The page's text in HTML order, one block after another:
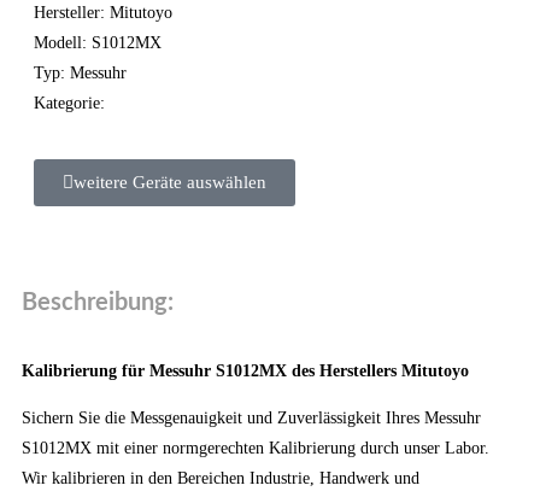
Hersteller: Mitutoyo
Modell: S1012MX
Typ: Messuhr
Kategorie:
weitere Geräte auswählen
Beschreibung:
Kalibrierung für Messuhr S1012MX des Herstellers Mitutoyo
Sichern Sie die Messgenauigkeit und Zuverlässigkeit Ihres Messuhr
S1012MX mit einer normgerechten Kalibrierung durch unser Labor.
Wir kalibrieren in den Bereichen Industrie, Handwerk und